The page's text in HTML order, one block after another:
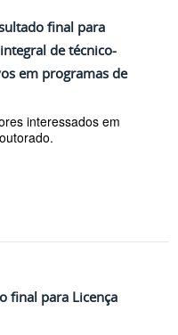
final para
de técnico-
em programas de
interessados em
final para Licença